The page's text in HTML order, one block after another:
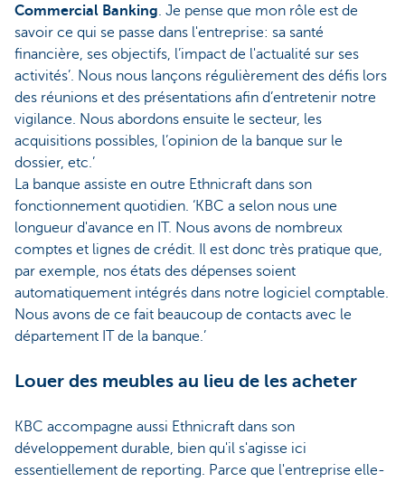
Commercial Banking. Je pense que mon rôle est de
savoir ce qui se passe dans l'entreprise: sa santé
financière, ses objectifs, l’impact de l'actualité sur ses
activités’. Nous nous lançons régulièrement des défis lors
des réunions et des présentations afin d’entretenir notre
vigilance. Nous abordons ensuite le secteur, les
acquisitions possibles, l’opinion de la banque sur le
dossier, etc.’
La banque assiste en outre Ethnicraft dans son
fonctionnement quotidien. ‘KBC a selon nous une
longueur d'avance en IT. Nous avons de nombreux
comptes et lignes de crédit. Il est donc très pratique que,
par exemple, nos états des dépenses soient
automatiquement intégrés dans notre logiciel comptable.
Nous avons de ce fait beaucoup de contacts avec le
département IT de la banque.’
Louer des meubles au lieu de les acheter
KBC accompagne aussi Ethnicraft dans son
développement durable, bien qu'il s'agisse ici
essentiellement de reporting. Parce que l'entreprise elle-